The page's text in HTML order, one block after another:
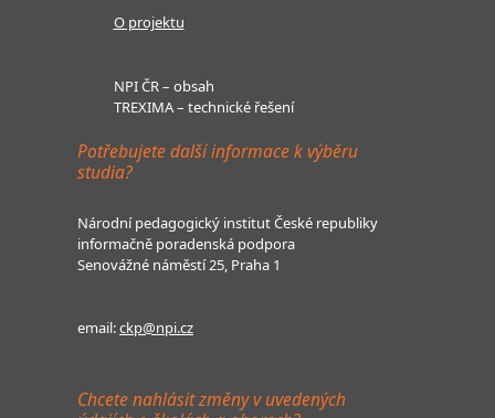
O projektu
NPI ČR – obsah
TREXIMA – technické řešení
Potřebujete další informace k výběru
studia?
Národní pedagogický institut České republiky
informačně poradenská podpora
Senovážné náměstí 25, Praha 1
email:ckp@npi.cz
Chcete nahlásit změny v uvedených